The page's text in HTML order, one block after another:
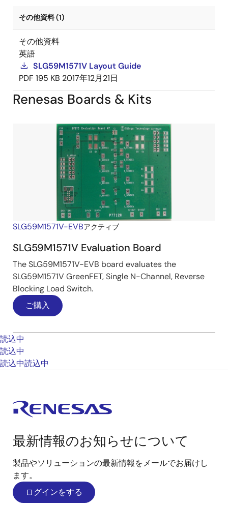
その他資料 (1)
その他資料
英語
SLG59M1571V Layout Guide
PDF 195 KB 2017年12月21日
Renesas Boards & Kits
SLG59M1571V-EVBアクティブ
SLG59M1571V Evaluation Board
The SLG59M1571V-EVB board evaluates the
SLG59M1571V GreenFET, Single N-Channel, Reverse
Blocking Load Switch.
ご購入
読込中
読込中
読込中読込中
最新情報のお知らせについて
製品やソリューションの最新情報をメールでお届けし
ます。
ログインをする